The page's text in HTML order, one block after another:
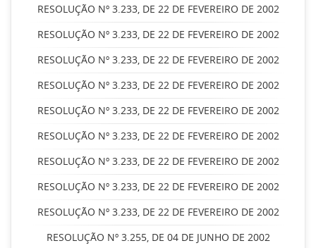
RESOLUÇÃO Nº 3.233, DE 22 DE FEVEREIRO DE 2002
RESOLUÇÃO Nº 3.233, DE 22 DE FEVEREIRO DE 2002
RESOLUÇÃO Nº 3.233, DE 22 DE FEVEREIRO DE 2002
RESOLUÇÃO Nº 3.233, DE 22 DE FEVEREIRO DE 2002
RESOLUÇÃO Nº 3.233, DE 22 DE FEVEREIRO DE 2002
RESOLUÇÃO Nº 3.233, DE 22 DE FEVEREIRO DE 2002
RESOLUÇÃO Nº 3.233, DE 22 DE FEVEREIRO DE 2002
RESOLUÇÃO Nº 3.233, DE 22 DE FEVEREIRO DE 2002
RESOLUÇÃO Nº 3.233, DE 22 DE FEVEREIRO DE 2002
RESOLUÇÃO Nº 3.255, DE 04 DE JUNHO DE 2002